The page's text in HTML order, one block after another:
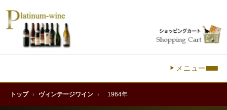
メニュー
トップ › ヴィンテージワイン › 1964年